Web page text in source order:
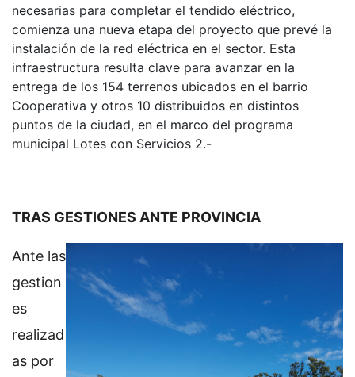
necesarias para completar el tendido eléctrico,
comienza una nueva etapa del proyecto que prevé la
instalación de la red eléctrica en el sector. Esta
infraestructura resulta clave para avanzar en la
entrega de los 154 terrenos ubicados en el barrio
Cooperativa y otros 10 distribuidos en distintos
puntos de la ciudad, en el marco del programa
municipal Lotes con Servicios 2.-
TRAS GESTIONES ANTE PROVINCIA
Ante las
gestion
es
realizad
as por